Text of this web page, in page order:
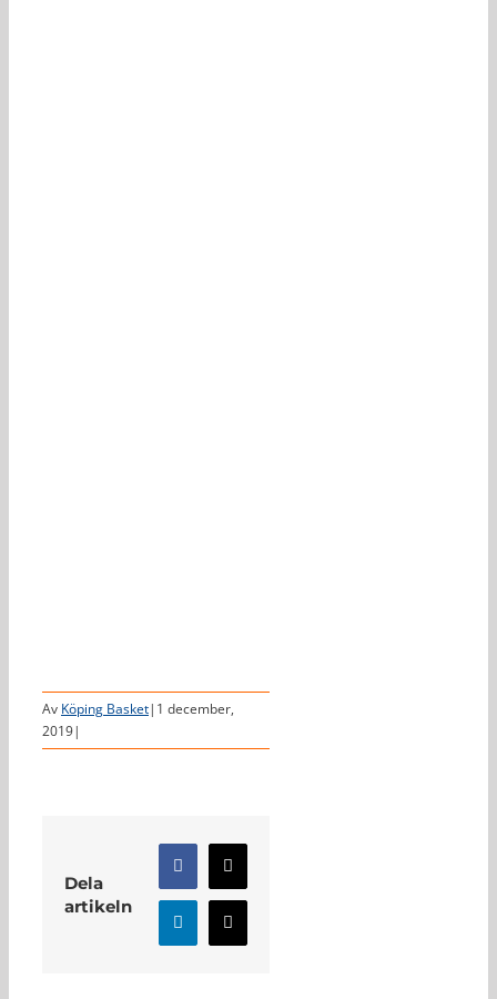
Av Köping Basket| 1 december,
2019|
Dela
artikeln
Facebook
X
LinkedInE-
post